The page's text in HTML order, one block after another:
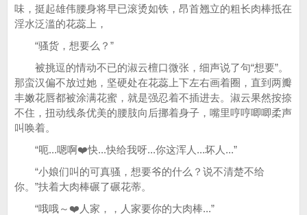
味，挺起雄伟腰身将早已滚烫如铁，昂首翘立的粗长肉棒抵在
淫水泛滥的花蕊上，
“骚货，想要么？”
被挑逗的情动不已的淑云檀口微张，细声说了句“想要”。
那蛮汉偏不放过她，坚硬处在花蕊上下左右画着圈，直到两瓣
丰嫩花唇都被涂满花蜜，就是强忍着不插进去。淑云果然按捺
不住，扭动线条优美的腰肢向后挪着身子，嘴里哼哼唧唧柔声
叫唤着。
“呃...嗯啊❤️快...快给我呀...你这浑人...坏人...”
“小娘们叫的可真骚，想要爷的什么？说不清楚不给
你。”扶着大肉棒碾了碾花蒂。
“哦哦～❤️人家，，人家要你的大肉棒...”